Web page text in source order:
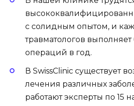
с солидным опытом, и
травматологов
операций в год.
В SwissClinic существует
лечения различных
работают эксперты по 15